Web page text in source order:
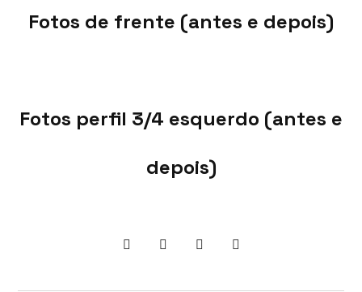
Fotos de frente (antes e depois)
Fotos perfil 3/4 esquerdo (antes e
depois)